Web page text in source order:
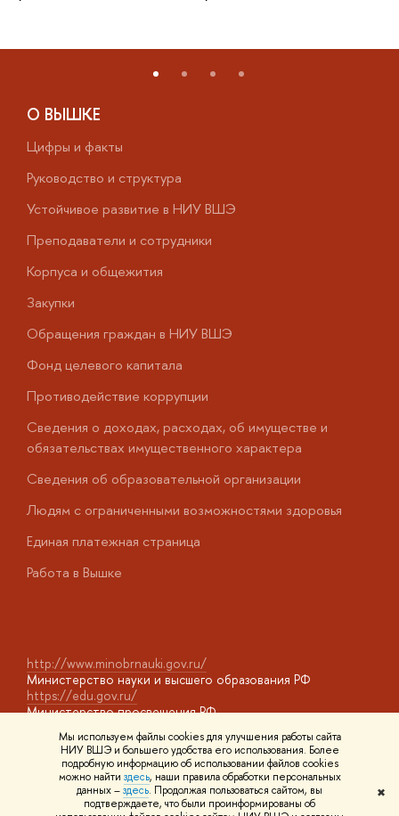
Мы используем файлы cookies для улучшения работы сайта
НИУ ВШЭ и большего удобства его использования. Более
подробную информацию об использовании файлов cookies
можно найти здесь, наши правила обработки персональных
данных –здесь. Продолжая пользоваться сайтом, вы
подтверждаете, что были проинформированы об
✖
О ВЫШКЕ
Цифры и факты
Руководство и структура
Устойчивое развитие в НИУ ВШЭ
Преподаватели и сотрудники
Корпуса и общежития
Закупки
Обращения граждан в НИУ ВШЭ
Фонд целевого капитала
Противодействие коррупции
Сведения о доходах, расходах, об имуществе и
обязательствах имущественного характера
Сведения об образовательной организации
Людям с ограниченными возможностями здоровья
Единая платежная страница
Работа в Вышке
http://www.minobrnauki.gov.ru/
Министерство науки и высшего образования РФ
https://edu.gov.ru/
Министерство просвещения РФ
Массовые открытые онлайн-курсы
© НИУ ВШЭ 1993–2026 Адреса и контактыУсловия
использования материалов Политика конфиденциальности